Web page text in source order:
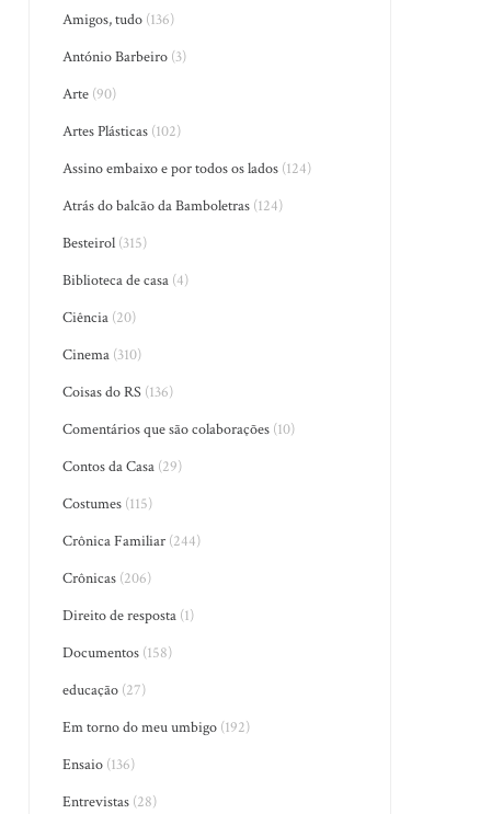
Amigos, tudo (136)
António Barbeiro (3)
Arte (90)
Artes Plásticas (102)
Assino embaixo e por todos os lados (124)
Atrás do balcão da Bamboletras (124)
Besteirol (315)
Biblioteca de casa (4)
Ciência (20)
Cinema (310)
Coisas do RS (136)
Comentários que são colaborações (10)
Contos da Casa (29)
Costumes (115)
Crônica Familiar (244)
Crônicas (206)
Direito de resposta (1)
Documentos (158)
educação (27)
Em torno do meu umbigo (192)
Ensaio (136)
Entrevistas (28)